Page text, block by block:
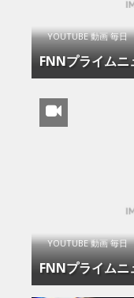
YOUTUBE 動画 毎日
FNNプライム
YOUTUBE 動画 毎日
FNNプライム